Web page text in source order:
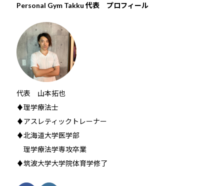
Personal Gym Takku 代表 プロフィール
代表 山本拓也
♦理学療法士
♦アスレティックトレーナー
♦北海道大学医学部
理学療法学専攻卒業
♦筑波大学大学院体育学修了